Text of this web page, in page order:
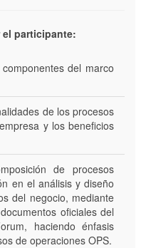
el participante:
del marco
de los procesos
y los beneficios
de procesos
en el análisis y diseño
del negocio, mediante
oficiales del
haciendo énfasis
de operaciones OPS.